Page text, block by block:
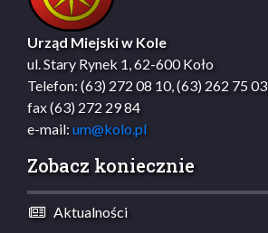
Urząd Miejski w Kole
ul. Stary Rynek 1, 62-600 Koło
Telefon: (63) 272 08 10, (63) 262 75 03
fax (63) 272 29 84
e-mail: um@kolo.pl
Zobacz koniecznie
Aktualności